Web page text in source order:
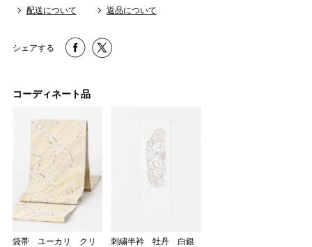
店舗一覧はこちら
配送について 返品について
シェアする
コーディネート品
袋帯 ユーカリ クリ
刺繍半衿 牡丹 白銀